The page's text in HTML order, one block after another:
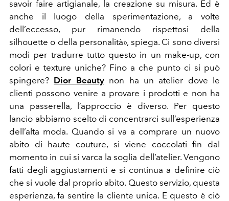
savoir faire artigianale, la creazione su misura. Ed è
anche il luogo della sperimentazione, a volte
dell’eccesso, pur rimanendo rispettosi della
silhouette o della personalità», spiega. Ci sono diversi
modi per tradurre tutto questo in un make-up, con
colori e texture uniche? Fino a che punto ci si può
spingere? Dior Beauty non ha un atelier dove le
clienti possono venire a provare i prodotti e non ha
una passerella, l’approccio è diverso. Per questo
lancio abbiamo scelto di concentrarci sull’esperienza
dell’alta moda. Quando si va a comprare un nuovo
abito di haute couture, si viene coccolati fin dal
momento in cui si varca la soglia dell’atelier. Vengono
fatti degli aggiustamenti e si continua a definire ciò
che si vuole dal proprio abito. Questo servizio, questa
esperienza, fa sentire la cliente unica. E questo è ciò